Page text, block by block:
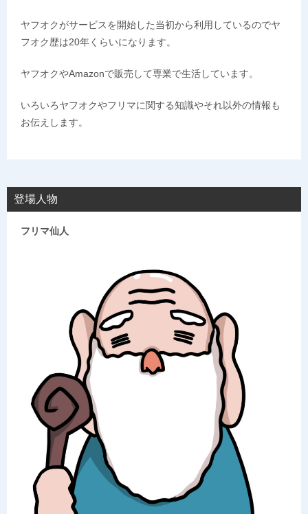
ヤフオクがサービスを開始した当初から利用しているのでヤ
フオク歴は20年くらいになります。
ヤフオクやAmazonで販売して専業で生活しています。
いろいろヤフオクやフリマに関する知識やそれ以外の情報も
お伝えします。
登場人物
フリマ仙人